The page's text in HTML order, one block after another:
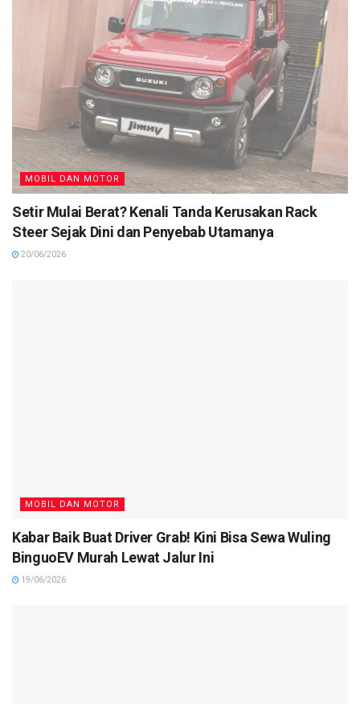
MOBIL DAN MOTOR
Setir Mulai Berat? Kenali Tanda Kerusakan Rack
Steer Sejak Dini dan Penyebab Utamanya
20/06/2026
MOBIL DAN MOTOR
Kabar Baik Buat Driver Grab! Kini Bisa Sewa Wuling
BinguoEV Murah Lewat Jalur Ini
19/06/2026